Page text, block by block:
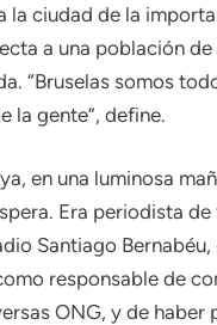
la ciudad de la
a una población
“Bruselas somos
la gente”, define.
en una luminosa
Era periodista
Santiago
responsable de
ONG, y de